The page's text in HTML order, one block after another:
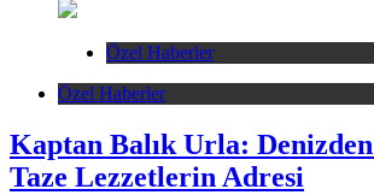
Özel Haberler
Özel Haberler
Kaptan Balık Urla:
Taze Lezzetlerin Adresi